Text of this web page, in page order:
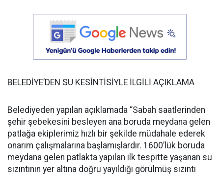
BELEDİYE’DEN SU KESİNTİSİYLE İLGİLİ AÇIKLAMA
Belediyeden yapılan açıklamada “Sabah saatlerinden
şehir şebekesini besleyen ana boruda meydana gelen
patlağa ekiplerimiz hızlı bir şekilde müdahale ederek
onarım çalışmalarına başlamışlardır. 1600’lük boruda
meydana gelen patlakta yapılan ilk tespitte yaşanan su
sızıntının yer altına doğru yayıldığı görülmüş sızıntı